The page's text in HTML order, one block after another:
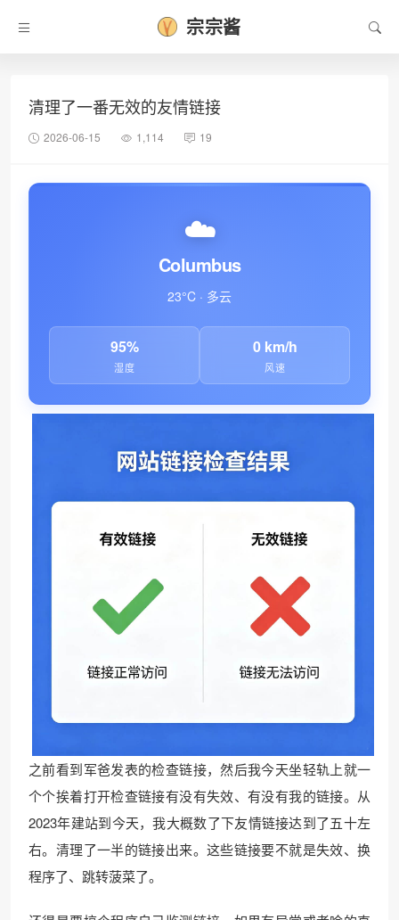
宗宗酱
清理了一番无效的友情链接
2026-06-15 1,114 19
☁️
Columbus
23°C · 多云
95%
湿度
0 km/h
风速
之前看到军爸发表的检查链接，然后我今天坐轻轨上就一
个个挨着打开检查链接有没有失效、有没有我的链接。从
2023年建站到今天，我大概数了下友情链接达到了五十左
右。清理了一半的链接出来。这些链接要不就是失效、换
程序了、跳转菠菜了。